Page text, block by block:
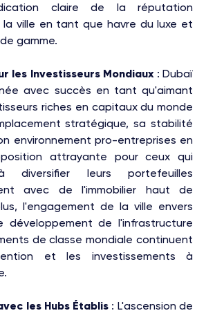
claire de la réputation
ville en tant que havre du luxe et
gamme.
les Investisseurs Mondiaux: Dubaï
avec succès en tant qu'aimant
riches en capitaux du monde
stratégique, sa stabilité
environnement pro-entreprises en
attrayante pour ceux qui
diversifier leurs portefeuilles
avec de l'immobilier haut de
l'engagement de la ville envers
développement de l'infrastructure
de classe mondiale continuent
et les investissements à
les Hubs Établis : L'ascension de